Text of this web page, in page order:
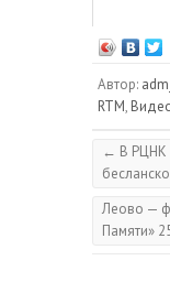
Автор:
RTM,
← В РЦНК
Леово —
Памяти»